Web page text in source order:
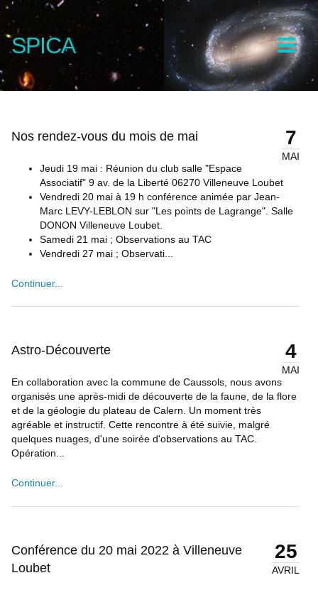
SPICA
7
MAI
Nos rendez-vous du mois de mai
Jeudi 19 mai : Réunion du club salle "Espace
Associatif" 9 av. de la Liberté 06270 Villeneuve Loubet
Vendredi 20 mai à 19 h conférence animée par Jean-
Marc LEVY-LEBLON sur "Les points de Lagrange". Salle
DONON Villeneuve Loubet.
Samedi 21 mai ; Observations au TAC
Vendredi 27 mai ; Observati...
Continuer...
4
MAI
Astro-Découverte
En collaboration avec la commune de Caussols, nous avons
organisés une après-midi de découverte de la faune, de la flore
et de la géologie du plateau de Calern. Un moment très
agréable et instructif. Cette rencontre à été suivie, malgré
quelques nuages, d'une soirée d'observations au TAC.
Opération...
Continuer...
25
AVRIL
Conférence du 20 mai 2022 à Villeneuve
Loubet